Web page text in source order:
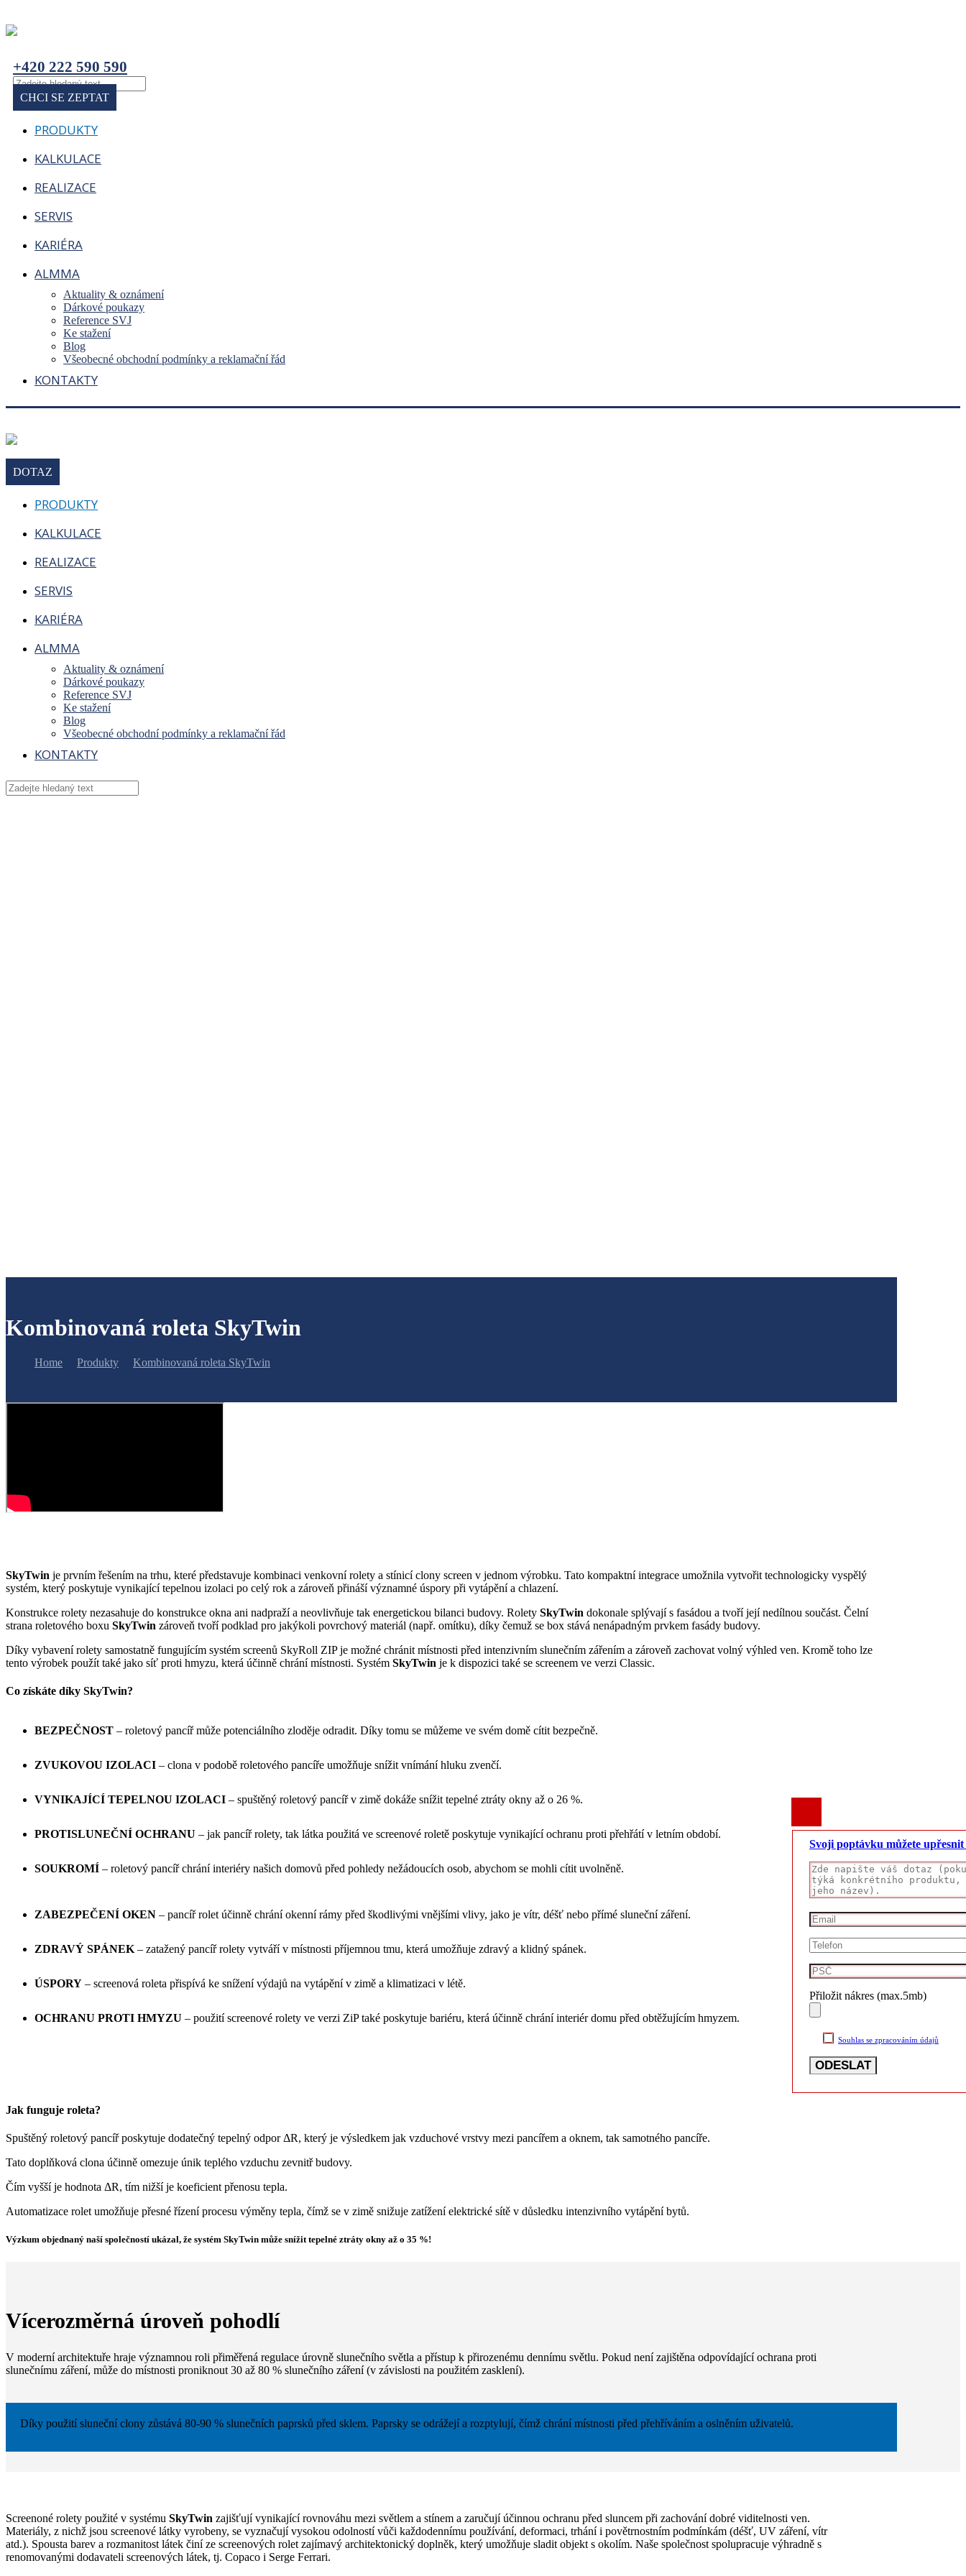
+420 222 590 590
CHCI SE ZEPTAT
PRODUKTY
KALKULACE
REALIZACE
SERVIS
KARIÉRA
ALMMA
Aktuality & oznámení
Dárkové poukazy
Reference SVJ
Ke stažení
Blog
Všeobecné obchodní podmínky a reklamační řád
KONTAKTY
DOTAZ
PRODUKTY
KALKULACE
REALIZACE
SERVIS
KARIÉRA
ALMMA
Aktuality & oznámení
Dárkové poukazy
Reference SVJ
Ke stažení
Blog
Všeobecné obchodní podmínky a reklamační řád
KONTAKTY
Kombinovaná roleta SkyTwin
Home Produkty Kombinovaná roleta SkyTwin
SkyTwin je prvním řešením na trhu, které představuje kombinaci venkovní rolety a stínicí clony screen v jednom výrobku. Tato kompaktní integrace umožnila vytvořit technologicky vyspělý
systém, který poskytuje vynikající tepelnou izolaci po celý rok a zároveň přináší významné úspory při vytápění a chlazení.
Konstrukce rolety nezasahuje do konstrukce okna ani nadpraží a neovlivňuje tak energetickou bilanci budovy. Rolety SkyTwin dokonale splývají s fasádou a tvoří její nedílnou součást. Čelní
strana roletového boxu SkyTwin zároveň tvoří podklad pro jakýkoli povrchový materiál (např. omítku), díky čemuž se box stává nenápadným prvkem fasády budovy.
Díky vybavení rolety samostatně fungujícím systém screenů SkyRoll ZIP je možné chránit místnosti před intenzivním slunečním zářením a zároveň zachovat volný výhled ven. Kromě toho lze
tento výrobek použít také jako síť proti hmyzu, která účinně chrání místnosti. Systém SkyTwin je k dispozici také se screenem ve verzi Classic.
Co získáte díky SkyTwin?
BEZPEČNOST – roletový pancíř může potenciálního zloděje odradit. Díky tomu se můžeme ve svém domě cítit bezpečně.
ZVUKOVOU IZOLACI – clona v podobě roletového pancíře umožňuje snížit vnímání hluku zvenčí.
VYNIKAJÍCÍ TEPELNOU IZOLACI – spuštěný roletový pancíř v zimě dokáže snížit tepelné ztráty okny až o 26 %.
PROTISLUNEČNÍ OCHRANU – jak pancíř rolety, tak látka použitá ve screenové roletě poskytuje vynikající ochranu proti přehřátí v letním období.
SOUKROMÍ – roletový pancíř chrání interiéry našich domovů před pohledy nežádoucích osob, abychom se mohli cítit uvolněně.
ZABEZPEČENÍ OKEN – pancíř rolet účinně chrání okenní rámy před škodlivými vnějšími vlivy, jako je vítr, déšť nebo přímé sluneční záření.
ZDRAVÝ SPÁNEK – zatažený pancíř rolety vytváří v místnosti příjemnou tmu, která umožňuje zdravý a klidný spánek.
ÚSPORY – screenová roleta přispívá ke snížení výdajů na vytápění v zimě a klimatizaci v létě.
OCHRANU PROTI HMYZU – použití screenové rolety ve verzi ZiP také poskytuje bariéru, která účinně chrání interiér domu před obtěžujícím hmyzem.
Jak funguje roleta?
Spuštěný roletový pancíř poskytuje dodatečný tepelný odpor ΔR, který je výsledkem jak vzduchové vrstvy mezi pancířem a oknem, tak samotného pancíře.
Tato doplňková clona účinně omezuje únik teplého vzduchu zevnitř budovy.
Čím vyšší je hodnota ΔR, tím nižší je koeficient přenosu tepla.
Automatizace rolet umožňuje přesné řízení procesu výměny tepla, čímž se v zimě snižuje zatížení elektrické sítě v důsledku intenzivního vytápění bytů.
Výzkum objednaný naší společností ukázal, že systém SkyTwin může snížit tepelné ztráty okny až o 35 %!
Vícerozměrná úroveň pohodlí
V moderní architektuře hraje významnou roli přiměřená regulace úrovně slunečního světla a přístup k přirozenému dennímu světlu. Pokud není zajištěna odpovídající ochrana proti
slunečnímu záření, může do místnosti proniknout 30 až 80 % slunečního záření (v závislosti na použitém zasklení).
Díky použití sluneční clony zůstává 80-90 % slunečních paprsků před sklem. Paprsky se odrážejí a rozptylují, čímž chrání místnosti před přehříváním a oslněním uživatelů.
Screenoné rolety použité v systému SkyTwin zajišťují vynikající rovnováhu mezi světlem a stínem a zaručují účinnou ochranu před sluncem při zachování dobré viditelnosti ven.
Materiály, z nichž jsou screenové látky vyrobeny, se vyznačují vysokou odolností vůči každodennímu používání, deformaci, trhání i povětrnostním podmínkám (déšť, UV záření, vítr
atd.). Spousta barev a rozmanitost látek činí ze screenových rolet zajímavý architektonický doplněk, který umožňuje sladit objekt s okolím. Naše společnost spolupracuje výhradně s
renomovanými dodavateli screenových látek, tj. Copaco i Serge Ferrari.
Svoji poptávku můžete
Přiložit nákres (max.5mb)
Souhlas se zpracováním údajů